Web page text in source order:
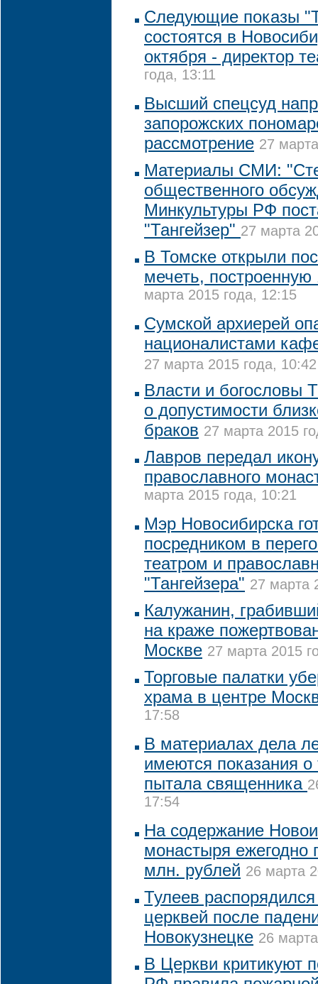
Следующие показы
состоятся в
октября - директор
года, 13:11
Высший спецсуд
запорожских
рассмотрение 27
Материалы СМИ:
общественного
Минкультуры РФ
"Тангейзер" 27 марта
В Томске открыли
мечеть, построенную
марта 2015 года, 12:15
Сумской архиерей
националистами
27 марта 2015 года, 10:42
Власти и богословы
о допустимости
браков 27 марта 2015
Лавров передал
православного
марта 2015 года, 10:21
Мэр Новосибирска
посредником в
театром и
"Тангейзера" 27 марта
Калужанин,
на краже
Москве 27 марта 2015
Торговые палатки
храма в центре
17:58
В материалах дела
имеются показания
пытала священника
17:54
На содержание
монастыря ежегодно
млн. рублей 26 марта
Тулеев
церквей после
Новокузнецке 26
В Церкви критикуют